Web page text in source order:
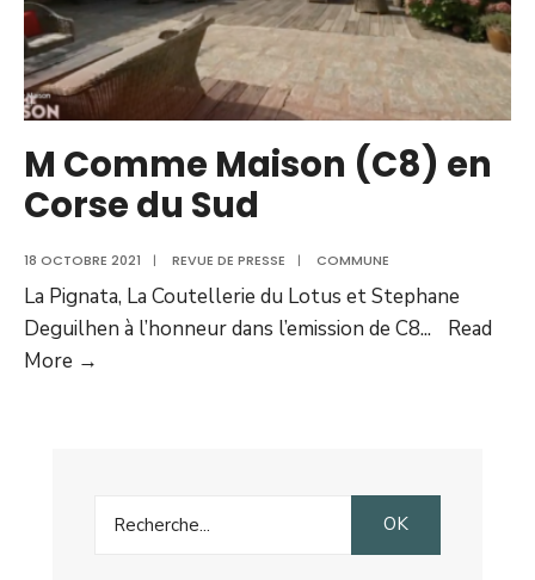
M Comme Maison (C8) en
Corse du Sud
18 OCTOBRE 2021 | REVUE DE PRESSE | COMMUNE
La Pignata, La Coutellerie du Lotus et Stephane
Deguilhen à l’honneur dans l’emission de C8...
Read
More →
Corse
for:
OK